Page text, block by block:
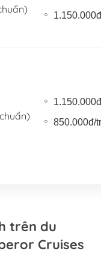
1.150.000đ/
1.150.000đ/
850.000đ/trẻ
trên du
Cruises